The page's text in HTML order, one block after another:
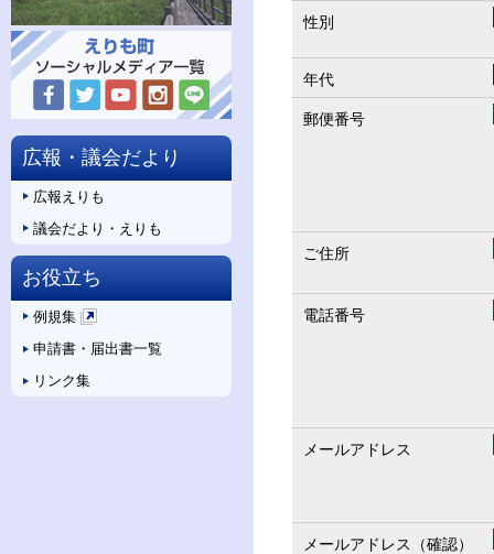
性別
年代
郵便番号
ご住所
電話番号
メールアドレス
メールアドレス（確認）
広報・議会だより
広報えりも
議会だより・えりも
お役立ち
例規集
新
規
ペ
申請書・届出書一覧
リンク集